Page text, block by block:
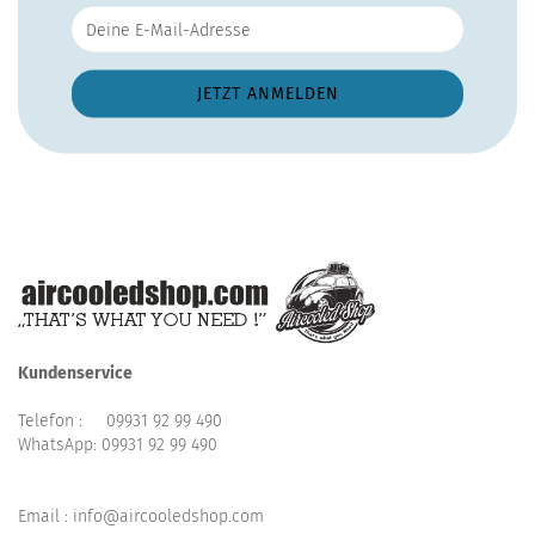
Kundenservice
Telefon : 09931 92 99 490
WhatsApp: 09931 92 99 490
Email : info@aircooledshop.com